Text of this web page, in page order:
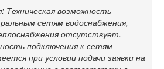
Техническая возможность
сетям водоснабжения,
отсутствует.
подключения к сетям
при условии подачи заявки на